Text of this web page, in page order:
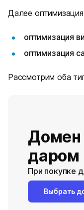
Далее
оптимизация
оптимизация
Рассмотрим оба
Домен
даром
При покупке
Выбрать